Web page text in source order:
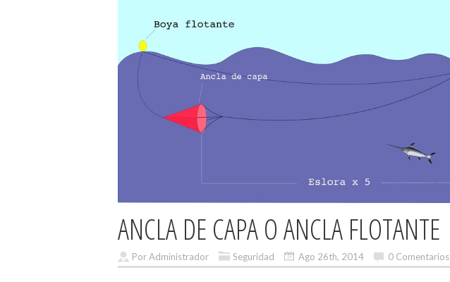
ANCLA DE CAPA O ANCLA FLOTANTE
Por Administrador Seguridad Ago 26th, 2014 0 Comentarios